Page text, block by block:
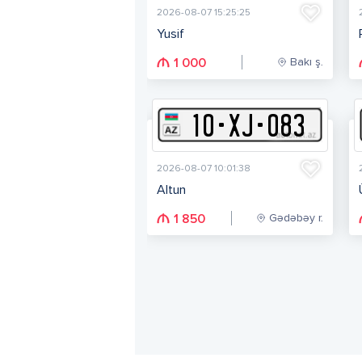
2026-08-07 15:25:25
Yusif
1 000 Bakı ş.
10-XJ-083
2026-08-07 10:01:38
Altun
1 850 Gədəbəy r.